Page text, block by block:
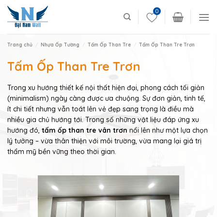
Skip
content
0
Trang chủ / Nhựa Ốp Tường / Tấm Ốp Than Tre / Tấm Ốp Than Tre Trơn
Tấm Ốp Than Tre Trơn
Trong xu hướng thiết kế nội thất hiện đại, phong cách tối giản
(minimalism) ngày càng được ưa chuộng. Sự đơn giản, tinh tế,
ít chi tiết nhưng vẫn toát lên vẻ đẹp sang trọng là điều mà
nhiều gia chủ hướng tới. Trong số những vật liệu đáp ứng xu
hướng đó, tấm ốp than tre vân trơn nổi lên như một lựa chọn
lý tưởng – vừa thân thiện với môi trường, vừa mang lại giá trị
thẩm mỹ bền vững theo thời gian.